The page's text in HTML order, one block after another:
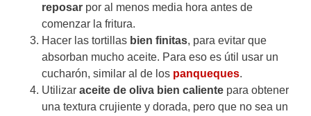
reposar por al menos media hora antes de
comenzar la fritura.
Hacer las tortillas bien finitas, para evitar que
absorban mucho aceite. Para eso es útil usar un
cucharón, similar al de los panqueques.
Utilizar aceite de oliva bien caliente para obtener
una textura crujiente y dorada, pero que no sea un